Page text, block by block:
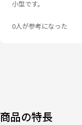
小型です。
0人が参考になった
商品の特長